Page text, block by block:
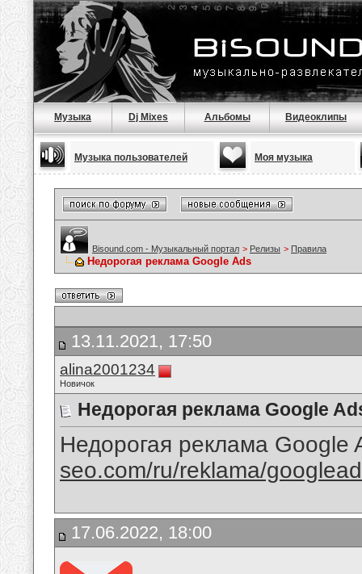
Музыка Dj Mixes Альбомы Видеоклипы
Музыка пользователей Моя музыка
Bisound.com - Музыкальный портал > Релизы > Правила
Недорогая реклама Google Ads
13.11.2021, 17:50
alina2001234
Новичок
Недорогая реклама Google
Недорогая реклама Google
seo.com/ru/reklama/
17.06.2022, 18:00